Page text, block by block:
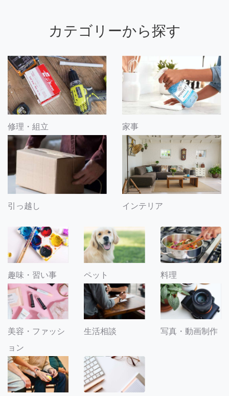
カテゴリーから探す
修理・組立 家事
引っ越し インテリア
趣味・習い事 ペット 料理
美容・ファッシ
ョン
生活相談 写真・動画制作